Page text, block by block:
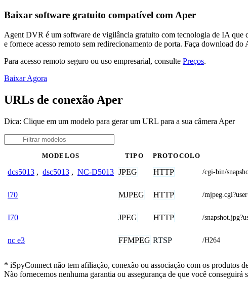
Baixar software gratuito compatível com Aper
Agent DVR é um software de vigilância gratuito com tecnologia de IA que
e fornece acesso remoto sem redirecionamento de porta. Faça download
Para acesso remoto seguro ou uso empresarial, consulte Preços.
Baixar Agora
URLs de conexão Aper
Dica: Clique em um modelo para gerar um URL para a sua câmera Aper
MODELOS TIPO PROTOCOLO
dcs5013 , dsc5013 , NC-D5013 JPEG HTTP /cgi-bin/
i70 MJPEG HTTP /
I70 JPEG HTTP /
nc e3 FFMPEG RTSP /H264
* iSpyConnect não tem afiliação, conexão ou associação com os produtos
Não fornecemos nenhuma garantia ou assegurança de que você conseguirá